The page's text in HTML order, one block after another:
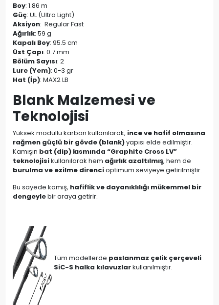
Boy: 1.86 m
Güç: UL (Ultra Light)
Aksiyon: Regular Fast
Ağırlık: 59 g
Kapalı Boy: 95.5 cm
Üst Çapı: 0.7 mm
Bölüm Sayısı: 2
Lure (Yem): 0-3 gr
Hat (İp): MAX2 LB
Blank Malzemesi ve
Teknolojisi
Yüksek modüllü karbon kullanılarak, ince ve hafif olmasına
rağmen güçlü bir gövde (blank)yapısı elde edilmiştir.
Kamışın bat (dip) kısmında “Graphite Cross LV”
teknolojisikullanılarak hem ağırlık azaltılmış, hem de
burulma ve ezilme direncioptimum seviyeye getirilmiştir.
Bu sayede kamış, hafiflik ve dayanıklılığı mükemmel bir
dengeylebir araya getirir.
Tüm modellerde paslanmaz çelik çerçeveli
SiC-S halka kılavuzlarkullanılmıştır.